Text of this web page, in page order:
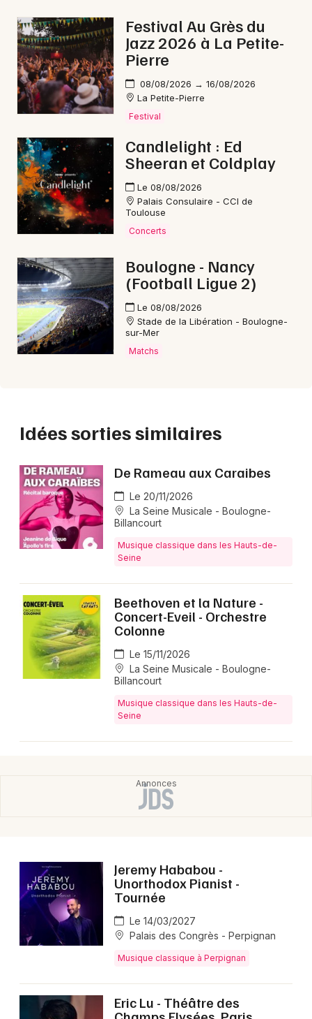
Mon email
Je m'abonne
Festival Au Grès du
Jazz 2026 à La Petite-
Pierre
08/08/2026 → 16/08/2026
La Petite-Pierre
Festival
Candlelight : Ed
Sheeran et Coldplay
Le 08/08/2026
Palais Consulaire - CCI de
Toulouse
Concerts
Boulogne - Nancy
(Football Ligue 2)
Le 08/08/2026
Stade de la Libération - Boulogne-
sur-Mer
Matchs
Idées sorties similaires
De Rameau aux Caraibes
Le 20/11/2026
La Seine Musicale - Boulogne-
Billancourt
Musique classique dans les Hauts-de-
Seine
Beethoven et la Nature -
Concert-Eveil - Orchestre
Colonne
Le 15/11/2026
La Seine Musicale - Boulogne-
Billancourt
Musique classique dans les Hauts-de-
Seine
Jeremy Hababou -
Unorthodox Pianist -
Tournée
Le 14/03/2027
Palais des Congrès - Perpignan
Musique classique à Perpignan
Eric Lu - Théâtre des